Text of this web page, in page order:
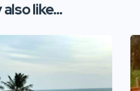
like...